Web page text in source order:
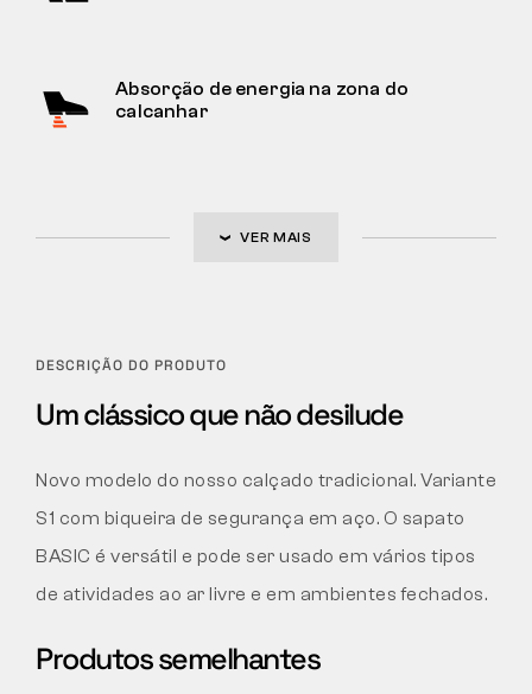
Absorção de energia na zona do
calcanhar
VER MAIS
DESCRIÇÃO DO PRODUTO
Um clássico que não desilude
Novo modelo do nosso calçado tradicional. Variante
S1 com biqueira de segurança em aço. O sapato
BASIC é versátil e pode ser usado em vários tipos
de atividades ao ar livre e em ambientes fechados.
Produtos semelhantes